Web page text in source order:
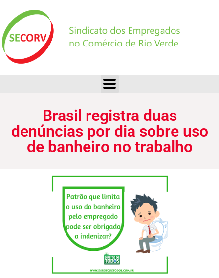
Brasil registra duas
denúncias por dia sobre uso
de banheiro no trabalho